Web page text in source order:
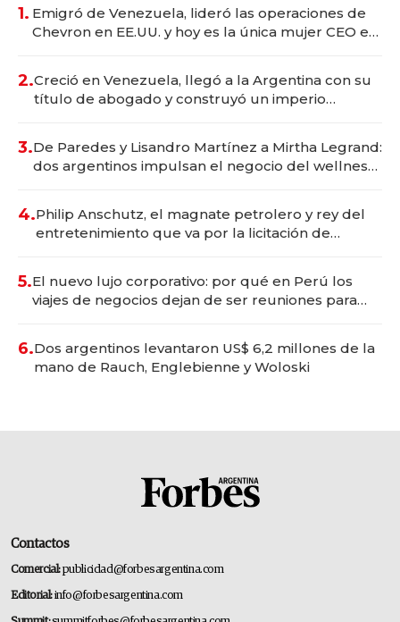
1. Emigró de Venezuela, lideró las operaciones de
Chevron en EE.UU. y hoy es la única mujer CEO en
2.Creció en Venezuela, llegó a la Argentina con su
título de abogado y construyó un imperio
3.De Paredes y Lisandro Martínez a Mirtha Legrand:
dos argentinos impulsan el negocio del wellness
4.Philip Anschutz, el magnate petrolero y rey del
entretenimiento que va por la licitación de
5.El nuevo lujo corporativo: por qué en Perú los
viajes de negocios dejan de ser reuniones para
6.Dos argentinos levantaron US$ 6,2 millones de la
mano de Rauch, Englebienne y Woloski
Contactos
Comercial:publicidad@forbesargentina.com
Editorial:info@forbesargentina.com